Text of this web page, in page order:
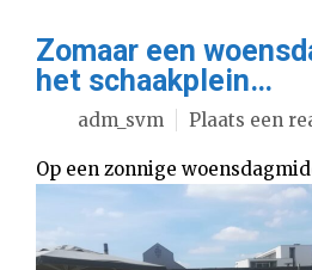
Zomaar een
het schaakplein…
adm_svm Plaats een
Op een zonnige